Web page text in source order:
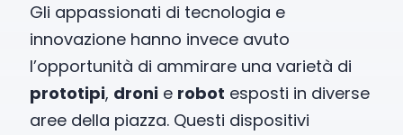
Gli appassionati di tecnologia e
innovazione hanno invece avuto
l’opportunità di ammirare una varietà di
prototipi, droni e robot esposti in diverse
aree della piazza. Questi dispositivi